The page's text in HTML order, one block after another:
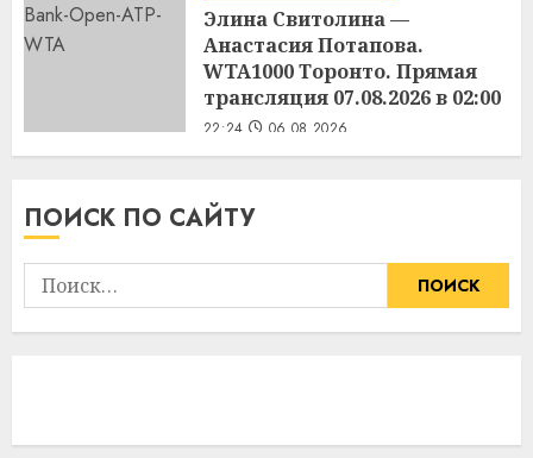
Элина Свитолина —
Анастасия Потапова.
WTA1000 Торонто. Прямая
трансляция 07.08.2026 в 02:00
22:24 06.08.2026
ПОИСК ПО САЙТУ
Найти: